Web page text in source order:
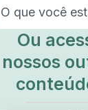
Ou
nossos